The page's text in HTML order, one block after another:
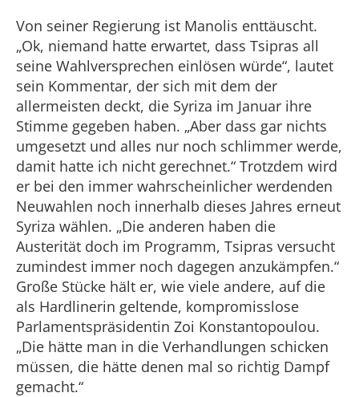
Von seiner Regierung ist Manolis enttäuscht.
„Ok, niemand hatte erwartet, dass Tsipras all
seine Wahlversprechen einlösen würde“, lautet
sein Kommentar, der sich mit dem der
allermeisten deckt, die Syriza im Januar ihre
Stimme gegeben haben. „Aber dass gar nichts
umgesetzt und alles nur noch schlimmer werde,
damit hatte ich nicht gerechnet.“ Trotzdem wird
er bei den immer wahrscheinlicher werdenden
Neuwahlen noch innerhalb dieses Jahres erneut
Syriza wählen. „Die anderen haben die
Austerität doch im Programm, Tsipras versucht
zumindest immer noch dagegen anzukämpfen.“
Große Stücke hält er, wie viele andere, auf die
als Hardlinerin geltende, kompromisslose
Parlamentspräsidentin Zoi Konstantopoulou.
„Die hätte man in die Verhandlungen schicken
müssen, die hätte denen mal so richtig Dampf
gemacht.“